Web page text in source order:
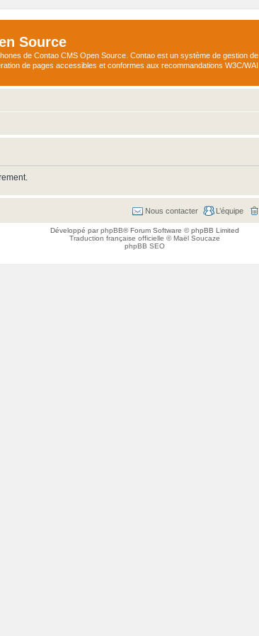
Source
de Contao CMS Open Source. Contao est un système de gestion de
de pages accessibles et conformes aux recommandations W3C/WAI
L’équipe
Nous contacter
Développé parphpBB® Forum Software © phpBB Limited
Traduction française officielle ©Maël Soucaze
phpBB SEO